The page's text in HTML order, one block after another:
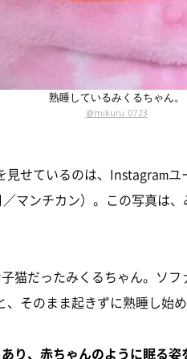
熟睡しているみくるちゃん。
@mikuru_0723
見せているのは、Instagramユ
マンチカン）。この写真は
猫だったみくるちゃん。ソ
そのまま起きずに熟睡し始め
り、赤ちゃんのように眠る姿